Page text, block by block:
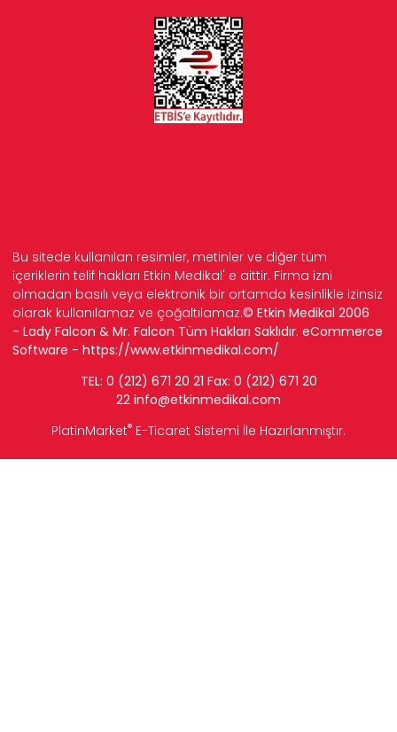
Bu sitede kullanılan resimler, metinler ve diğer tüm
içeriklerin telif hakları Etkin Medikal' e aittir. Firma izni
olmadan basılı veya elektronik bir ortamda kesinlikle izinsiz
olarak kullanılamaz ve çoğaltılamaz.© Etkin Medikal 2006
- Lady Falcon & Mr. Falcon Tüm Hakları Saklıdır. eCommerce
Software - https://www.etkinmedikal.com/
TEL: 0 (212) 671 20 21 Fax: 0 (212) 671 20
22 info@etkinmedikal.com
PlatinMarket® E-Ticaret Sistemi İle Hazırlanmıştır.